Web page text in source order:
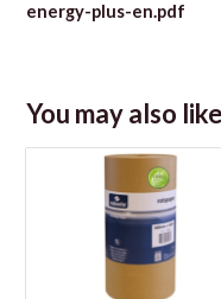
energy-plus-en.pdf
You may also